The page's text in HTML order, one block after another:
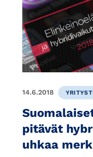
14.6.2018
pitävät
uhkaa